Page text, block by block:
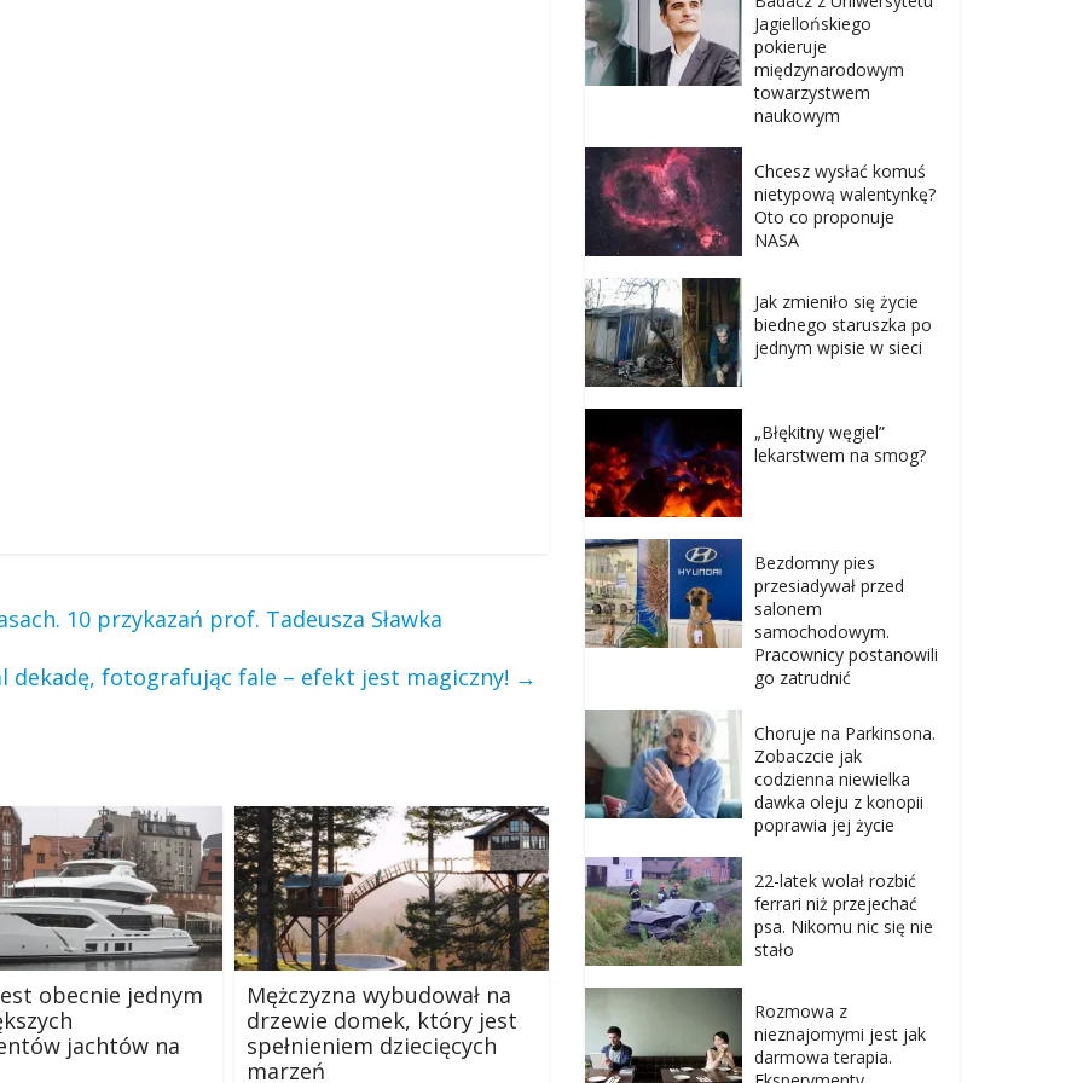
10 przykazań prof. Tadeusza Sławka
fotografując fale – efekt jest magiczny! →
obecnie jednym
jachtów na
Mężczyzna wybudował na
drzewie domek, który jest
spełnieniem dziecięcych
marzeń
Jagiellońskiego
pokieruje
międzynarodowym
towarzystwem
naukowym
Chcesz wysłać komuś
nietypową walentynkę?
Oto co proponuje
NASA
Jak zmieniło się życie
biednego staruszka po
jednym wpisie w sieci
„Błękitny węgiel”
lekarstwem na smog?
Bezdomny pies
przesiadywał przed
salonem
samochodowym.
Pracownicy postanowili
go zatrudnić
Choruje na Parkinsona.
Zobaczcie jak
codzienna niewielka
dawka oleju z konopii
poprawia jej życie
22-latek wolał rozbić
ferrari niż przejechać
psa. Nikomu nic się nie
stało
Rozmowa z
nieznajomymi jest jak
darmowa terapia.